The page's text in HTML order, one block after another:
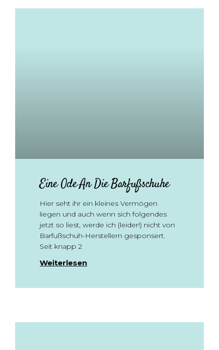
Eine Ode An Die Barfußschuhe
Hier seht ihr ein kleines Vermögen
liegen und auch wenn sich folgendes
jetzt so liest, werde ich (leider!) nicht von
Barfußschuh-Herstellern gesponsert.
Seit knapp 2
Weiterlesen